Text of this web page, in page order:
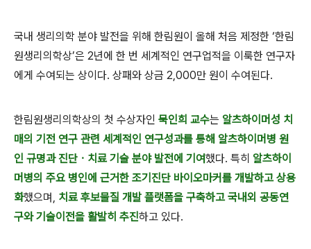
국내 생리의학 분야 발전을 위해 한림원이 올해 처음 제정한 ‘한림
원생리의학상’은 2년에 한 번 세계적인 연구업적을 이룩한 연구자
에게 수여되는 상이다. 상패와 상금 2,000만 원이 수여된다.
한림원생리의학상의 첫 수상자인 묵인희 교수는 알츠하이머성 치
매의 기전 연구 관련 세계적인 연구성과를 통해 알츠하이머병 원
인 규명과 진단 ㆍ 치료 기술 분야 발전에 기여했다. 특히 알츠하이
머병의 주요 병인에 근거한 조기진단 바이오마커를 개발하고 상용
화했으며 , 치료 후보물질 개발 플랫폼을 구축하고 국내외 공동연
구와 기술이전을 활발히 추진하고 있다.